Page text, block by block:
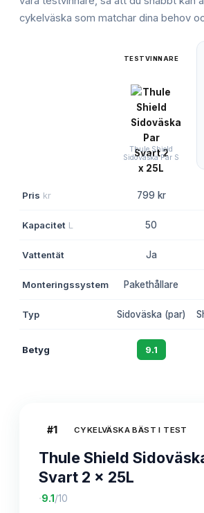
cykelväska som matchar dina behov
TESTVINNARE
Thule Shield
Sidoväska Par S
Pris kr 799 kr
Kapacitet L 50
Vattentät Ja
Monteringssystem Pakethållare
Typ Sidoväska (par)
Betyg 9.1
#1 CYKELVÄSKA BÄST I TEST
Thule Shield
Svart 2 x 25L
·9.1 /10